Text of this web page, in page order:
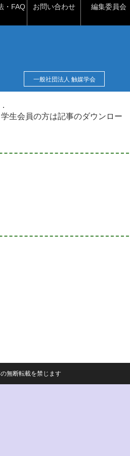
・FAQ お問い合わせ 編集委員会
一般社団法人 触媒学会
生会員の方は記事のダウンロー
無断転載を禁じます